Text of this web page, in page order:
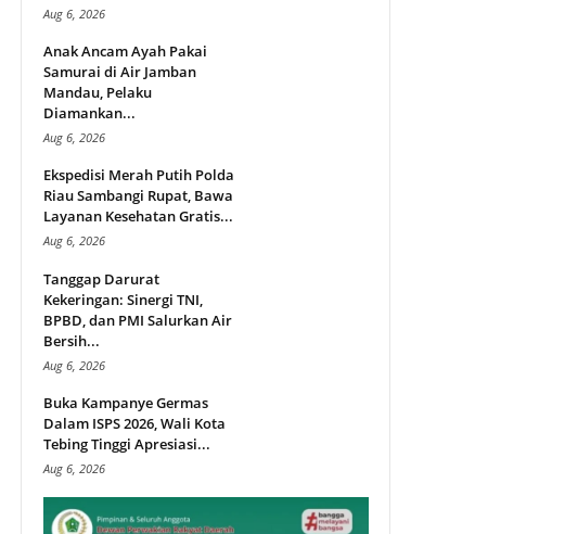
Aug 6, 2026
Anak Ancam Ayah Pakai
Samurai di Air Jamban
Mandau, Pelaku
Diamankan...
Aug 6, 2026
Ekspedisi Merah Putih Polda
Riau Sambangi Rupat, Bawa
Layanan Kesehatan Gratis...
Aug 6, 2026
Tanggap Darurat
Kekeringan: Sinergi TNI,
BPBD, dan PMI Salurkan Air
Bersih...
Aug 6, 2026
Buka Kampanye Germas
Dalam ISPS 2026, Wali Kota
Tebing Tinggi Apresiasi...
Aug 6, 2026